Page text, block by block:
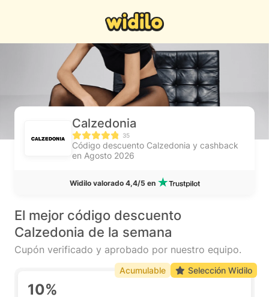
Calzedonia
35
Código descuento Calzedonia y cashback
en Agosto 2026
Widilo valorado 4,4/5 en
El mejor código descuento
Calzedonia de la semana
Cupón verificado y aprobado por nuestro equipo.
10%
Acumulable Selección Widilo